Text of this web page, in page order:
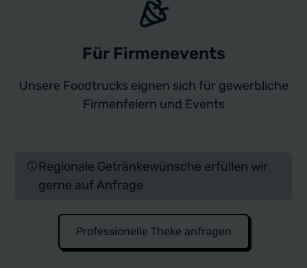
Für Firmenevents
Unsere Foodtrucks eignen sich für gewerbliche
Firmenfeiern und Events
Regionale Getränkewünsche erfüllen wir
gerne auf Anfrage
Professionelle Theke anfragen